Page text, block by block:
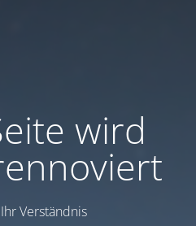
wird
Verständnis